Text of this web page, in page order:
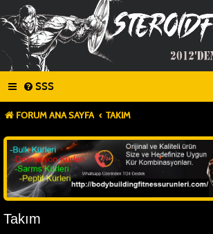
SSS
FORUM ANA SAYFA TAKIM
Takım